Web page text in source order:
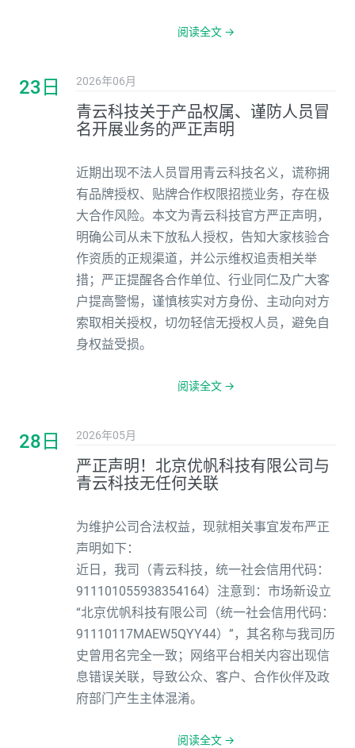
阅读全文 →
23日 2026年06月
青云科技关于产品权属、谨防人员冒
名开展业务的严正声明
近期出现不法人员冒用青云科技名义，谎称拥
有品牌授权、贴牌合作权限招揽业务，存在极
大合作风险。本文为青云科技官方严正声明，
明确公司从未下放私人授权，告知大家核验合
作资质的正规渠道，并公示维权追责相关举
措；严正提醒各合作单位、行业同仁及广大客
户提高警惕，谨慎核实对方身份、主动向对方
索取相关授权，切勿轻信无授权人员，避免自
身权益受损。
阅读全文 →
28日 2026年05月
严正声明！北京优帆科技有限公司与
青云科技无任何关联
为维护公司合法权益，现就相关事宜发布严正
声明如下：
近日，我司（青云科技，统一社会信用代码：
911101055938354164）注意到：市场新设立
“北京优帆科技有限公司（统一社会信用代码：
91110117MAEW5QYY44）”，其名称与我司历
史曾用名完全一致；网络平台相关内容出现信
息错误关联，导致公众、客户、合作伙伴及政
府部门产生主体混淆。
阅读全文 →